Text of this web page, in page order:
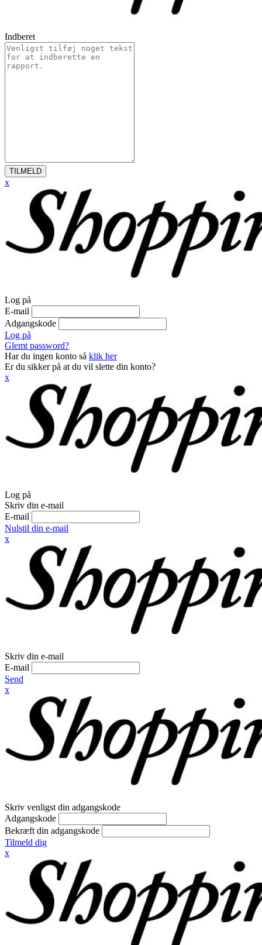
Indberet
TILMELD
x
Log på
E-mail
Adgangskode
Log på
Glemt password?
Har du ingen konto så klik her
Er du sikker på at du vil slette din konto?
x
Log på
Skriv din e-mail
E-mail
Nulstil din e-mail
x
Skriv din e-mail
E-mail
Send
x
Skriv venligst din adgangskode
Adgangskode
Bekræft din adgangskode
Tilmeld dig
x